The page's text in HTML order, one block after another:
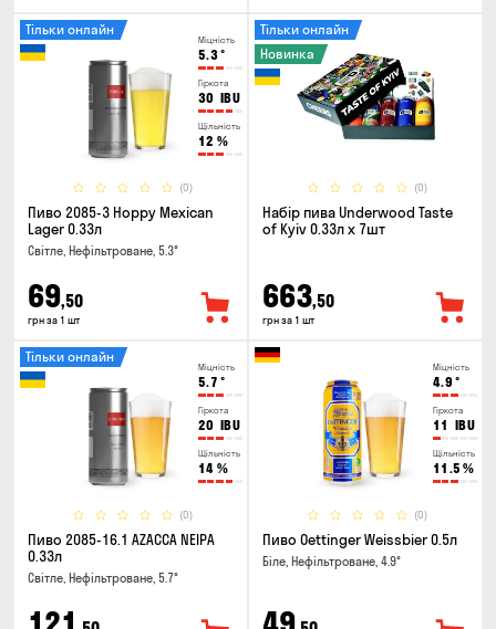
Міцність
5.3°
Гіркота
30 IBU
Щільність
12 %
(0)
Тільки онлайн
Пиво 2085-3 Hoppy Mexican
Lager 0.33л
Світле, Нефільтроване, 5.3°
69,50
грн за 1 шт
(0)
Тільки онлайн
Новинка
Набір пива Underwood Taste
of Kyiv 0.33л x 7шт
663,50
грн за 1 шт
Міцність
5.7 °
Гіркота
20 IBU
Щільність
14 %
(0)
Тільки онлайн
Пиво 2085-16.1 AZACCA NEIPA
0.33л
Світле, Нефільтроване, 5.7°
Міцність
4.9 °
Гіркота
11 IBU
Щільність
11.5 %
(0)
Пиво Oettinger Weissbier 0.5л
Біле, Нефільтроване, 4.9°